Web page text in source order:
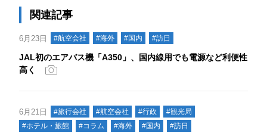
関連記事
6月23日 #航空会社 #海外 #国内 #訪日
JAL初のエアバス機「A350」、国内線用でも電源など利便性
高く
6月21日 #旅行会社 #航空会社 #行政
#観光局
#ホテル・旅館
#コラム #海外 #国内 #訪日